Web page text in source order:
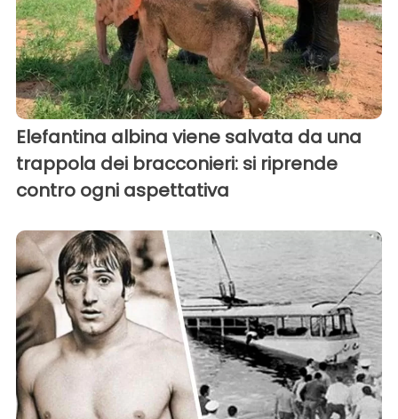
Elefantina albina viene salvata da una
trappola dei bracconieri: si riprende
contro ogni aspettativa